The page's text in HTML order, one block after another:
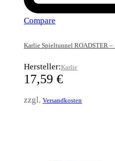
Compare
Karlie Spieltunnel ROADSTER –
Hersteller:Karlie
17,59 €
zzgl. Versandkosten